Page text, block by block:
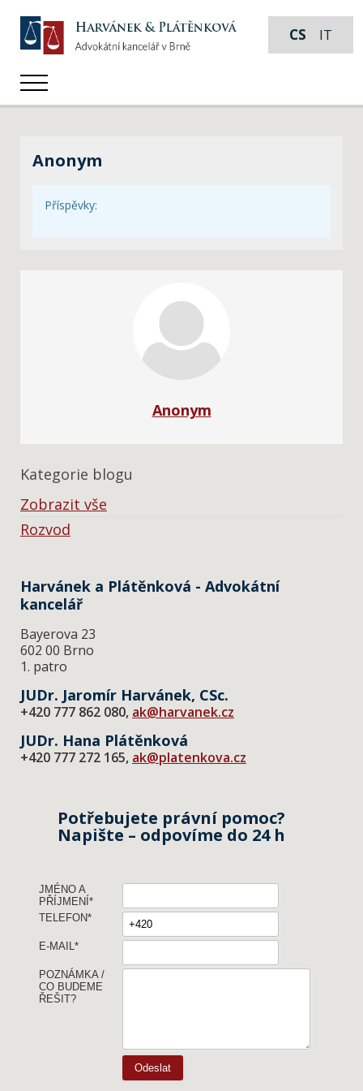
CS IT
Anonym
Příspěvky:
Anonym
Kategorie blogu
Zobrazit vše
Rozvod
Harvánek a Plátěnková - Advokátní
kancelář
Bayerova 23
602 00 Brno
1. patro
JUDr. Jaromír Harvánek, CSc.
+420 777 862 080, ak@harvanek.cz
JUDr. Hana Plátěnková
+420 777 272 165, ak@platenkova.cz
Potřebujete právní pomoc?
Napište – odpovíme do 24 h
JMÉNO A
PŘÍJMENÍ *
TELEFON*
E-MAIL *
POZNÁMKA /
CO BUDEME
ŘEŠIT?